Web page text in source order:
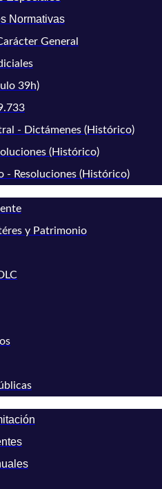
Normativas
General
39h)
- Dictámenes (Histórico)
(Histórico)
- Resoluciones (Histórico)
y Patrimonio